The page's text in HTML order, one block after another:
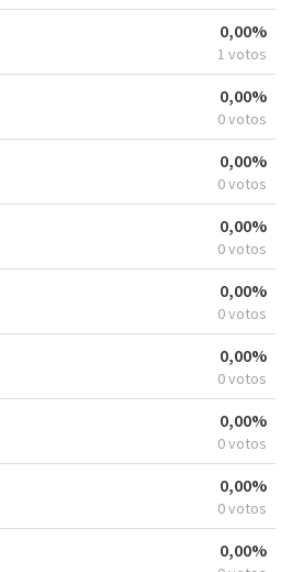
0,00%
1 votos
0,00%
0 votos
0,00%
0 votos
0,00%
0 votos
0,00%
0 votos
0,00%
0 votos
0,00%
0 votos
0,00%
0 votos
0,00%